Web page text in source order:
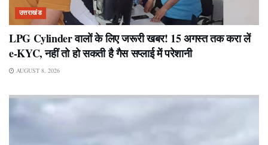
उत्तराखंड
LPG Cylinder वालों के लिए जरूरी खबर! 15 अगस्त तक करा लें
e-KYC, नहीं तो हो सकती है गैस सप्लाई में परेशानी
AUGUST 8, 2026